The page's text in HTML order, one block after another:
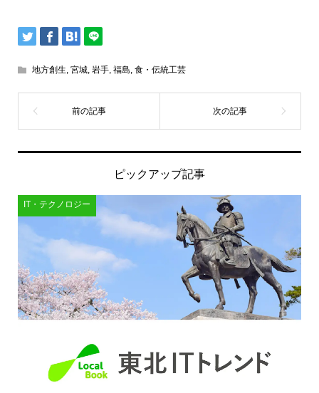
地方創生, 宮城, 岩手, 福島, 食・伝統工芸
ピックアップ記事
IT・テクノロジー